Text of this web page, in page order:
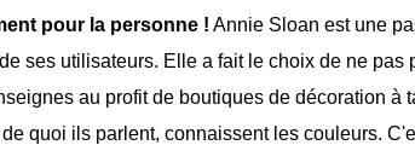
pour la personne ! Annie Sloan est une
ses utilisateurs. Elle a fait le choix de ne pas
au profit de boutiques de décoration à
quoi ils parlent, connaissent les couleurs.